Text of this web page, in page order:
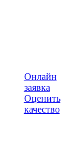
Онлайн
заявка
Оценить
качество